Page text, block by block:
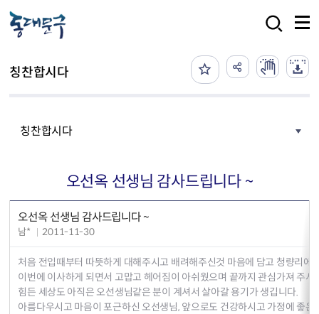
칭찬합시다
칭찬합시다
오선옥 선생님 감사드립니다 ~
오선옥 선생님 감사드립니다 ~
남* 2011-11-30
처음 전입때부터 따뜻하게 대해주시고 배려해주신것 마음에 담고 청량리에
이번에 이사하게 되면서 고맙고 헤어짐이 아쉬웠으며 끝까지 관심가져 주셔
힘든 세상도 아직은 오선생님같은 분이 계셔서 살아갈 용기가 생깁니다.
아름다우시고 마음이 포근하신 오선생님, 앞으로도 건강하시고 가정에 좋은